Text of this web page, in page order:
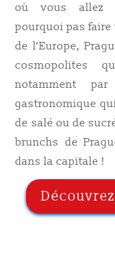
où vous allez
pourquoi pas faire
de l’Europe,
cosmopolites
notamment
gastronomique
de salé ou de
brunchs de
dans la capitale !